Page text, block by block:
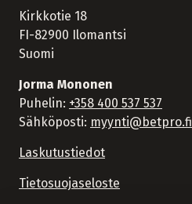
Kirkkotie 18
FI-82900 Ilomantsi
Suomi
Jorma Mononen
Puhelin: +358 400 537 537
Sähköposti: myynti@betpro.fi
Laskutustiedot
Tietosuojaseloste